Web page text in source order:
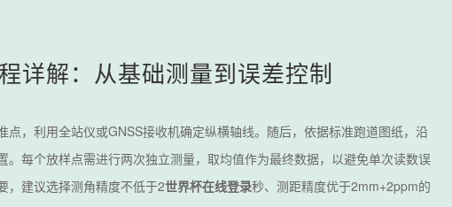
详解：从基础测量到误差控制
，利用全站仪或GNSS接收机确定纵横轴线。随后，依据标准跑道图纸，沿
每个放样点需进行两次独立测量，取均值作为最终数据，以避免单次读数误
，建议选择测角精度不低于2世界杯在线登录秒、测距精度优于2mm+2ppm的